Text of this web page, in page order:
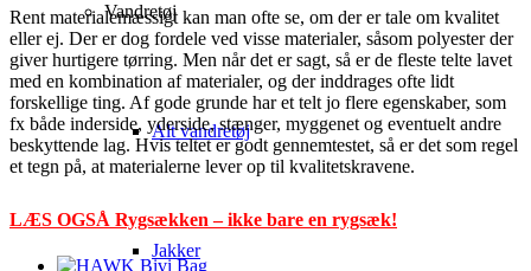
Vandretøj
Alt vandretøj
Jakker
Rent materialemæssigt kan man ofte se, om der er tale om kvalitet
eller ej. Der er dog fordele ved visse materialer, såsom polyester der
giver hurtigere tørring. Men når det er sagt, så er de fleste telte lavet
med en kombination af materialer, og der inddrages ofte lidt
forskellige ting. Af gode grunde har et telt jo flere egenskaber, som
fx både inderside, yderside, stænger, myggenet og eventuelt andre
beskyttende lag. Hvis teltet er godt gennemtestet, så er det som regel
et tegn på, at materialerne lever op til kvalitetskravene.
LÆS OGSÅ Rygsækken – ikke bare en rygsæk!